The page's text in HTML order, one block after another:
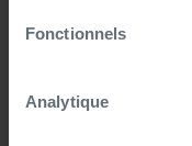
Si vous le
géographique
Fonctionnels
Analytique
Services